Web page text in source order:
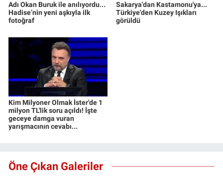
Adı Okan Buruk ile anılıyordu...
Hadise’nin yeni aşkıyla ilk
fotoğraf
Sakarya'dan Kastamonu'ya...
Türkiye'den Kuzey Işıkları
görüldü
Kim Milyoner Olmak İster'de 1
milyon TL'lik soru açıldı! İşte
geceye damga vuran
yarışmacının cevabı...
Öne Çıkan Galeriler